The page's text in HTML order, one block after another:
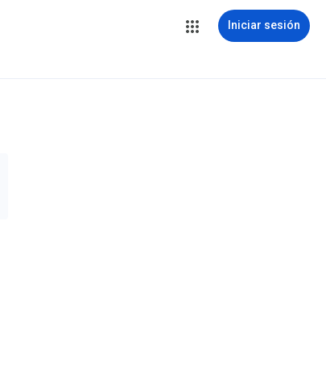
Iniciar sesión